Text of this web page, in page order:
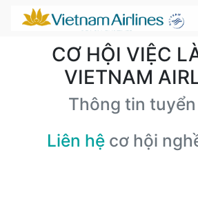
CƠ HỘI VIỆC
VIETNAM
Thông tin
Liên hệ cơ hội